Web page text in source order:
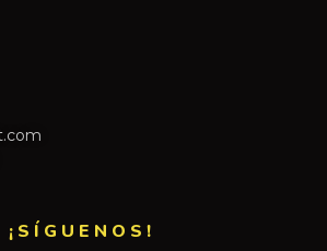
¡SÍGUENOS!